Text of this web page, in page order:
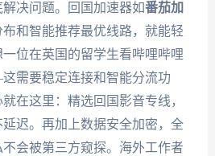
决问题。回国加速器如番茄加
和智能推荐最优线路，就能轻
位在英国的留学生看哔哩哔哩
需要稳定连接和智能分流功
在这里：精选回国影音专线，
迟。再加上数据安全加密，全
会被第三方窥探。海外工作者